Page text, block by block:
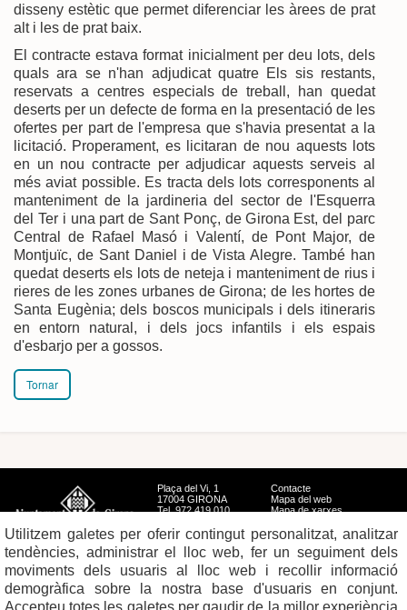
disseny estètic que permet diferenciar les àrees de prat
alt i les de prat baix.
El contracte estava format inicialment per deu lots, dels
quals ara se n'han adjudicat quatre Els sis restants,
reservats a centres especials de treball, han quedat
deserts per un defecte de forma en la presentació de les
ofertes per part de l'empresa que s'havia presentat a la
licitació. Properament, es licitaran de nou aquests lots
en un nou contracte per adjudicar aquests serveis al
més aviat possible. Es tracta dels lots corresponents al
manteniment de la jardineria del sector de l'Esquerra
del Ter i una part de Sant Ponç, de Girona Est, del parc
Central de Rafael Masó i Valentí, de Pont Major, de
Montjuïc, de Sant Daniel i de Vista Alegre. També han
quedat deserts els lots de neteja i manteniment de rius i
rieres de les zones urbanes de Girona; de les hortes de
Santa Eugènia; dels boscos municipals i dels itineraris
en entorn natural, i dels jocs infantils i els espais
d'esbarjo per a gossos.
Tornar
Plaça del Vi, 1
17004 GIRONA
Tel. 972 419 010
Contacte
Mapa del web
Mapa de xarxes
Utilitzem galetes per oferir contingut personalitzat, analitzar
tendències, administrar el lloc web, fer un seguiment dels
moviments dels usuaris al lloc web i recollir informació
demogràfica sobre la nostra base d'usuaris en conjunt.
Accepteu totes les galetes per gaudir de la millor experiència